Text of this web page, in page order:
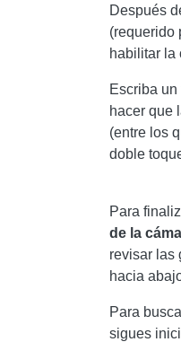
Después
(requerido
habilitar la
Escriba
hacer que
(entre los
doble
Para
de la
revisar las
hacia
Para
sigues